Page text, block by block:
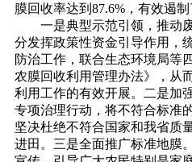
膜回收率达到87.6%，有效遏制
一是典型示范引领，推动废
分发挥政策性资金引导作用，
防治工作，联合生态环境局等
农膜回收利用管理办法》，从
利用工作的有效开展。二是加
专项治理行动，将不符合标准
坚决杜绝不符合国家和我省质
进田。三是全面推广标准地膜